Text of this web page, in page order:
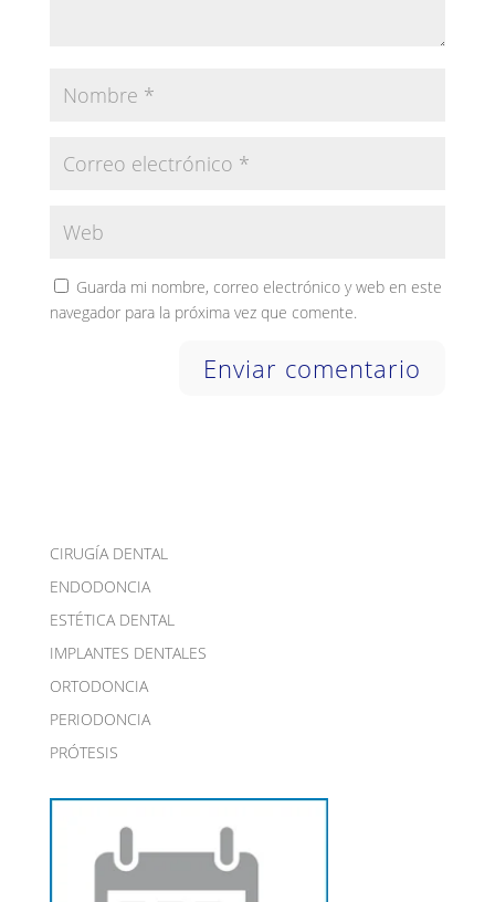
Guarda mi nombre, correo electrónico y web en este
navegador para la próxima vez que comente.
CIRUGÍA DENTAL
ENDODONCIA
ESTÉTICA DENTAL
IMPLANTES DENTALES
ORTODONCIA
PERIODONCIA
PRÓTESIS